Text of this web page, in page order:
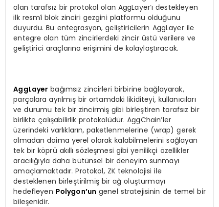
olan tarafsız bir protokol olan AggLayer’ı destekleyen
ilk resmî blok zinciri gezgini platformu olduğunu
duyurdu. Bu entegrasyon, geliştiricilerin AggLayer ile
entegre olan tüm zincirlerdeki zincir üstü verilere ve
geliştirici araçlarına erişimini de kolaylaştıracak.
AggLayer bağımsız zincirleri birbirine bağlayarak,
parçalara ayrılmış bir ortamdaki likiditeyi, kullanıcıları
ve durumu tek bir zincirmiş gibi birleştiren tarafsız bir
birlikte çalışabilirlik protokolüdür. AggChain’ler
üzerindeki varlıkların, paketlenmelerine (wrap) gerek
olmadan daima yerel olarak kalabilmelerini sağlayan
tek bir köprü akıllı sözleşmesi gibi yenilikçi özellikler
aracılığıyla daha bütünsel bir deneyim sunmayı
amaçlamaktadır. Protokol, ZK teknolojisi ile
desteklenen birleştirilmiş bir ağ oluşturmayı
hedefleyen Polygon’un genel stratejisinin de temel bir
bileşenidir.